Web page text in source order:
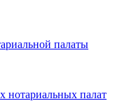
палаты
нотариальных палат